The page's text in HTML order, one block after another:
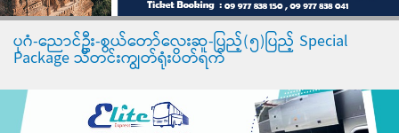
ပုဂံ-ညောင်ဦး-စွယ်တော်လေးဆူ-ပြည့်(၅)ပြည့် Special
Package သီတင်းကျွတ်ရုံးပိတ်ရက်